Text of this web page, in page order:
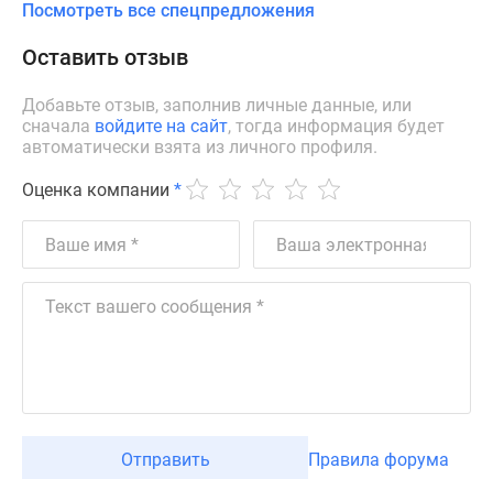
Посмотреть все спецпредложения
Оставить отзыв
Добавьте отзыв, заполнив личные данные, или
сначала войдите на сайт, тогда информация будет
автоматически взята из личного профиля.
Оценка компании *
Отправить Правила форума